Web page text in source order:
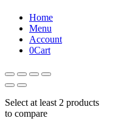
Home
Menu
Account
0Cart
Select at least 2 products
to compare